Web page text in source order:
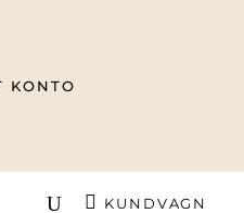
KONTO
KUNDVAGN